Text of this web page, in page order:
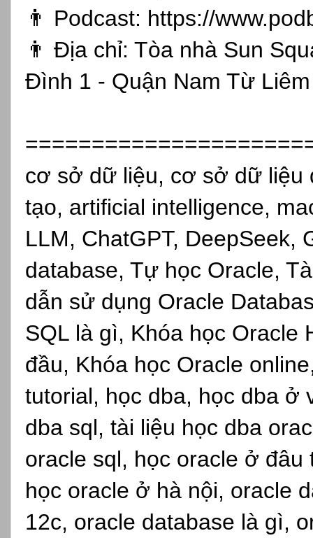
👨 Podcast: https://
👨 Địa chỉ: Tòa nhà Sun
Đình 1 - Quận Nam Từ Liêm
cơ sở dữ liệu, cơ sở dữ liệu
tạo, artificial intelligence,
LLM, ChatGPT, DeepSeek,
database, Tự học Oracle,
dẫn sử dụng Oracle
SQL là gì, Khóa học Oracle
đầu, Khóa học Oracle
tutorial, học dba, học dba ở
dba sql, tài liệu học dba
oracle sql, học oracle ở
học oracle ở hà nội, oracle
12c, oracle database là gì,